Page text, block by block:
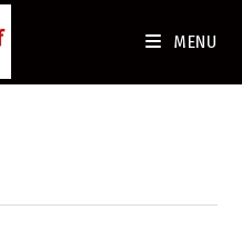
MENU